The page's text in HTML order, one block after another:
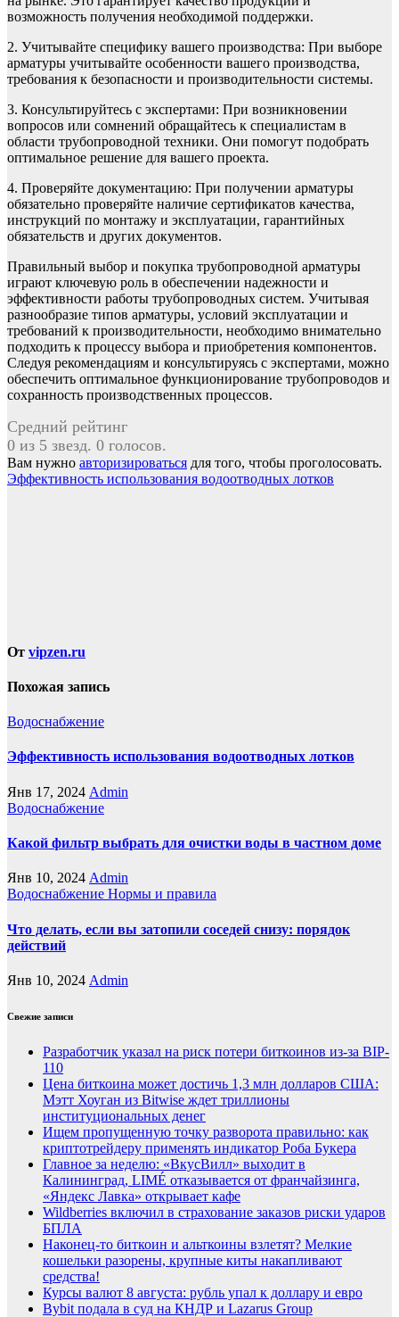
возможность получения необходимой поддержки.
2. Учитывайте специфику вашего производства: При выборе
арматуры учитывайте особенности вашего производства,
требования к безопасности и производительности системы.
3. Консультируйтесь с экспертами: При возникновении
вопросов или сомнений обращайтесь к специалистам в
области трубопроводной техники. Они помогут подобрать
оптимальное решение для вашего проекта.
4. Проверяйте документацию: При получении арматуры
обязательно проверяйте наличие сертификатов качества,
инструкций по монтажу и эксплуатации, гарантийных
обязательств и других документов.
Правильный выбор и покупка трубопроводной арматуры
играют ключевую роль в обеспечении надежности и
эффективности работы трубопроводных систем. Учитывая
разнообразие типов арматуры, условий эксплуатации и
требований к производительности, необходимо внимательно
подходить к процессу выбора и приобретения компонентов.
Следуя рекомендациям и консультируясь с экспертами, можно
обеспечить оптимальное функционирование трубопроводов и
сохранность производственных процессов.
Средний рейтинг
0 из 5 звезд. 0 голосов.
Вам нужно авторизироваться для того, чтобы проголосовать.
Навигация
Эффективность использования водоотводных лотков
От vipzen.ru
Похожая запись
Водоснабжение
Эффективность использования водоотводных лотков
Янв 17, 2024 Admin
Водоснабжение
Какой фильтр выбрать для очистки воды в частном доме
Янв 10, 2024 Admin
Водоснабжение Нормы и правила
Что делать, если вы затопили соседей снизу: порядок
действий
Янв 10, 2024 Admin
Свежие записи
Разработчик указал на риск потери биткоинов из-за BIP-
110
Цена биткоина может достичь 1,3 млн долларов США:
Мэтт Хоуган из Bitwise ждет триллионы
институциональных денег
Ищем пропущенную точку разворота правильно: как
криптотрейдеру применять индикатор Роба Букера
Главное за неделю: «ВкусВилл» выходит в
Калининград, LIMÉ отказывается от франчайзинга,
«Яндекс Лавка» открывает кафе
Wildberries включил в страхование заказов риски ударов
БПЛА
Наконец-то биткоин и альткоины взлетят? Мелкие
кошельки разорены, крупные киты накапливают
средства!
Курсы валют 8 августа: рубль упал к доллару и евро
Bybit подала в суд на КНДР и Lazarus Group